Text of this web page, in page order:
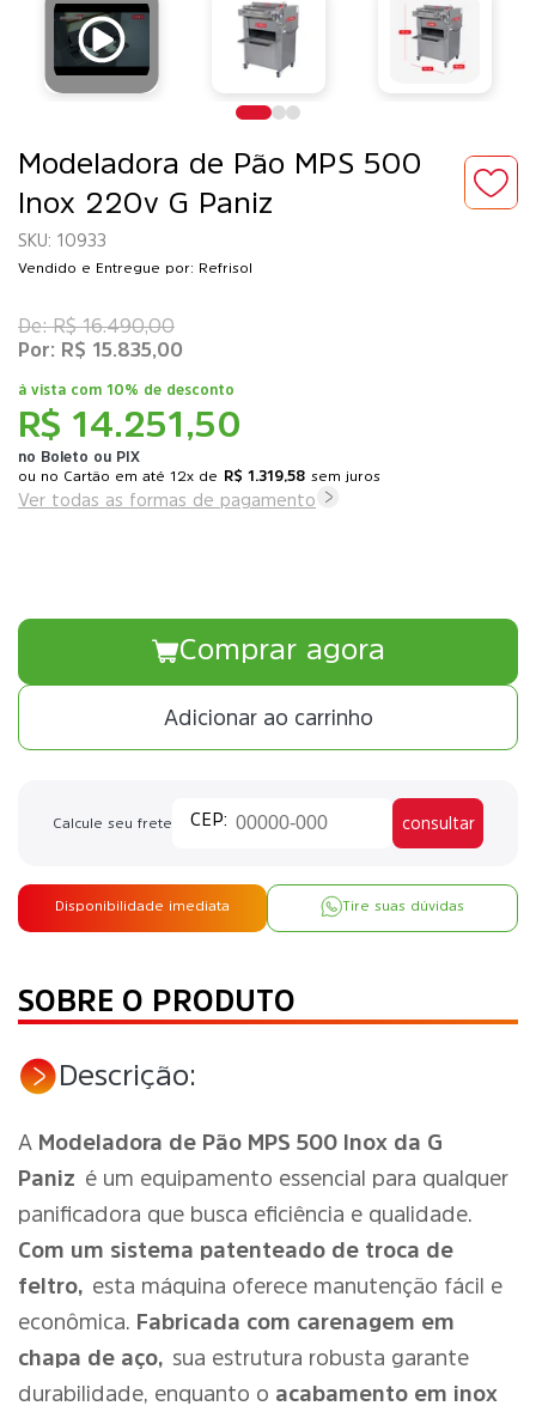
Modeladora de Pão MPS 500
Inox 220v G Paniz
10933
Vendido e Entregue por: Refrisol
R$ 14.251,50
no Boleto ou PIX
à vista com 10% de desconto
R$ 16.490,00
R$ 15.835,00
ou 12x de R$ 1.319,58 sem juros
Ver todas as formas de pagamento
Adicionar ao carrinho
Comprar agora
Calcule seu frete consultar
Disponibilidade imediata Tire suas dúvidas
SOBRE O PRODUTO
Descrição:
A Modeladora de Pão MPS 500 Inox da G
Paniz é um equipamento essencial para qualquer
panificadora que busca eficiência e qualidade.
Com um sistema patenteado de troca de
feltro, esta máquina oferece manutenção fácil e
econômica. Fabricada com carenagem em
chapa de aço, sua estrutura robusta garante
durabilidade, enquanto o acabamento em inox